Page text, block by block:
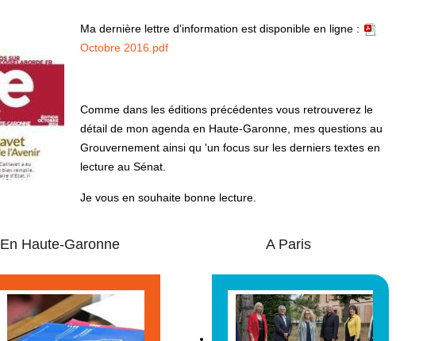
Ma dernière lettre d'information est disponible en ligne :
Octobre 2016.pdf
Comme dans les éditions précédentes vous retrouverez le
détail de mon agenda en Haute-Garonne, mes questions au
Grouvernement ainsi qu 'un focus sur les derniers textes en
lecture au Sénat.
Je vous en souhaite bonne lecture.
En Haute-Garonne A Paris